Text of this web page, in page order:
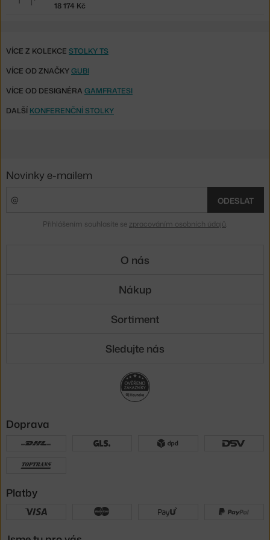
18 174 Kč
VÍCE Z KOLEKCE STOLKY TS
VÍCE OD ZNAČKYGUBI
VÍCE OD DESIGNÉRA GAMFRATESI
DALŠÍ KONFERENČNÍ STOLKY
Novinky e-mailem
ODESLAT
Přihlášením souhlasíte se zpracováním osobních údajů
O nás
Nákup
Sortiment
Sledujte nás
Doprava
Platby